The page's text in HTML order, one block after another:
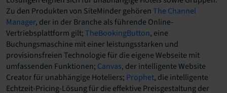
Zu den Produkten von SiteMinder gehören The Channel
Manager, der in der Branche als führende Online-
Vertriebsplattform gilt; TheBookingButton, eine
Buchungsmaschine mit einer leistungsstarken und
provisionsfreien Technologie für die eigene Webseite mit
umfassenden Funktionen; Canvas, der intelligente Website
Creator für unabhängige Hoteliers; Prophet, die intelligente
Echtzeit-Pricing-Lösung für die effektive Preisgestaltung der